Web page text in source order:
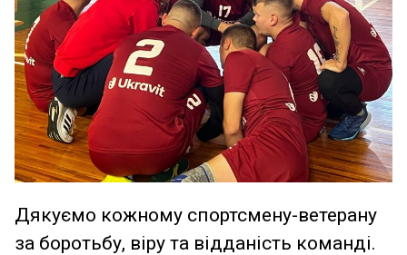
Дякуємо кожному спортсмену-ветерану
за боротьбу, віру та відданість команді.